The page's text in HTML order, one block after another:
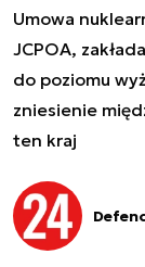
Umowa
JCPOA,
do poziomu
zniesienie
ten kraj